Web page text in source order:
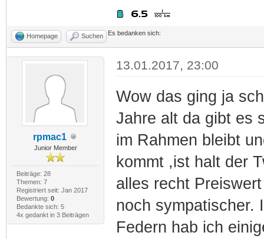
Homepage Suchen Es bedanken sich:
rpmac1
Junior Member
Beiträge: 28
Themen: 7
Registriert seit: Jan 2017
Bewertung: 0
Bedankte sich: 5
4x gedankt in 3 Beiträgen
13.01.2017, 23:00
Wow das ging ja
Jahre alt da gibt es
im Rahmen bleibt
kommt ,ist halt der
alles recht
noch sympatischer.
Federn hab ich